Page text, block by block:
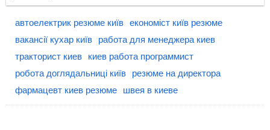
автоелектрик резюме київ економіст київ резюме
вакансії кухар київ
работа для менеджера киев
тракторист киев
киев работа программист
робота доглядальниці київ
резюме на директора
фармацевт киев резюме
швея в киеве